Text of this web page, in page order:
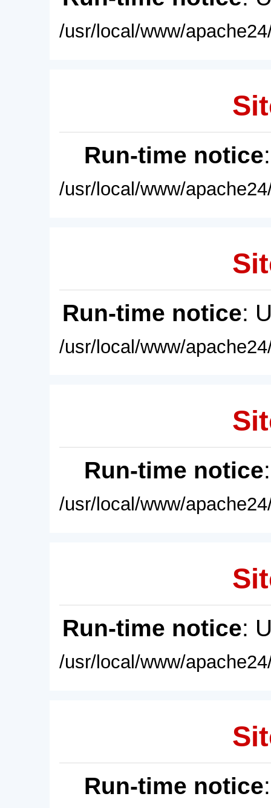
/usr/local/www/
Run-time notice
/usr/local/www/
Run-time notice:
/usr/local/www/
Run-time notice
/usr/local/www/
Run-time notice:
/usr/local/www/
Run-time notice